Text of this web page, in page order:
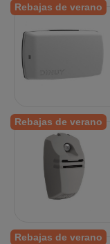
Rebajas de verano
Rebajas de verano
Rebajas de verano